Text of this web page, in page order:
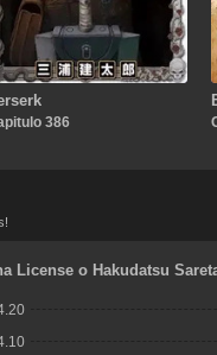
386
License o Hakudatsu